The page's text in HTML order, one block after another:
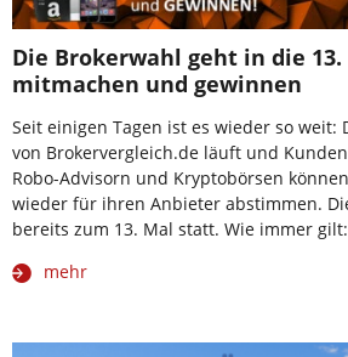
Die Brokerwahl geht in die 13.
mitmachen und gewinnen
Seit einigen Tagen ist es wieder so weit:
von Brokervergleich.de läuft und
Robo-Advisorn und Kryptobörsen
wieder für ihren Anbieter abstimmen.
bereits zum 13. Mal statt. Wie immer
mehr